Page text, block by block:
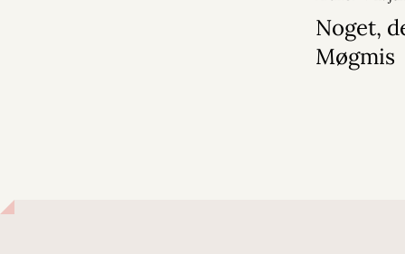
Noget,
Møgmis